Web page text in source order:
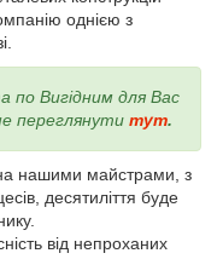
однією з
по Вигідним для Вас
переглянути тут.
нашими майстрами, з
десятиліття буде
від непроханих